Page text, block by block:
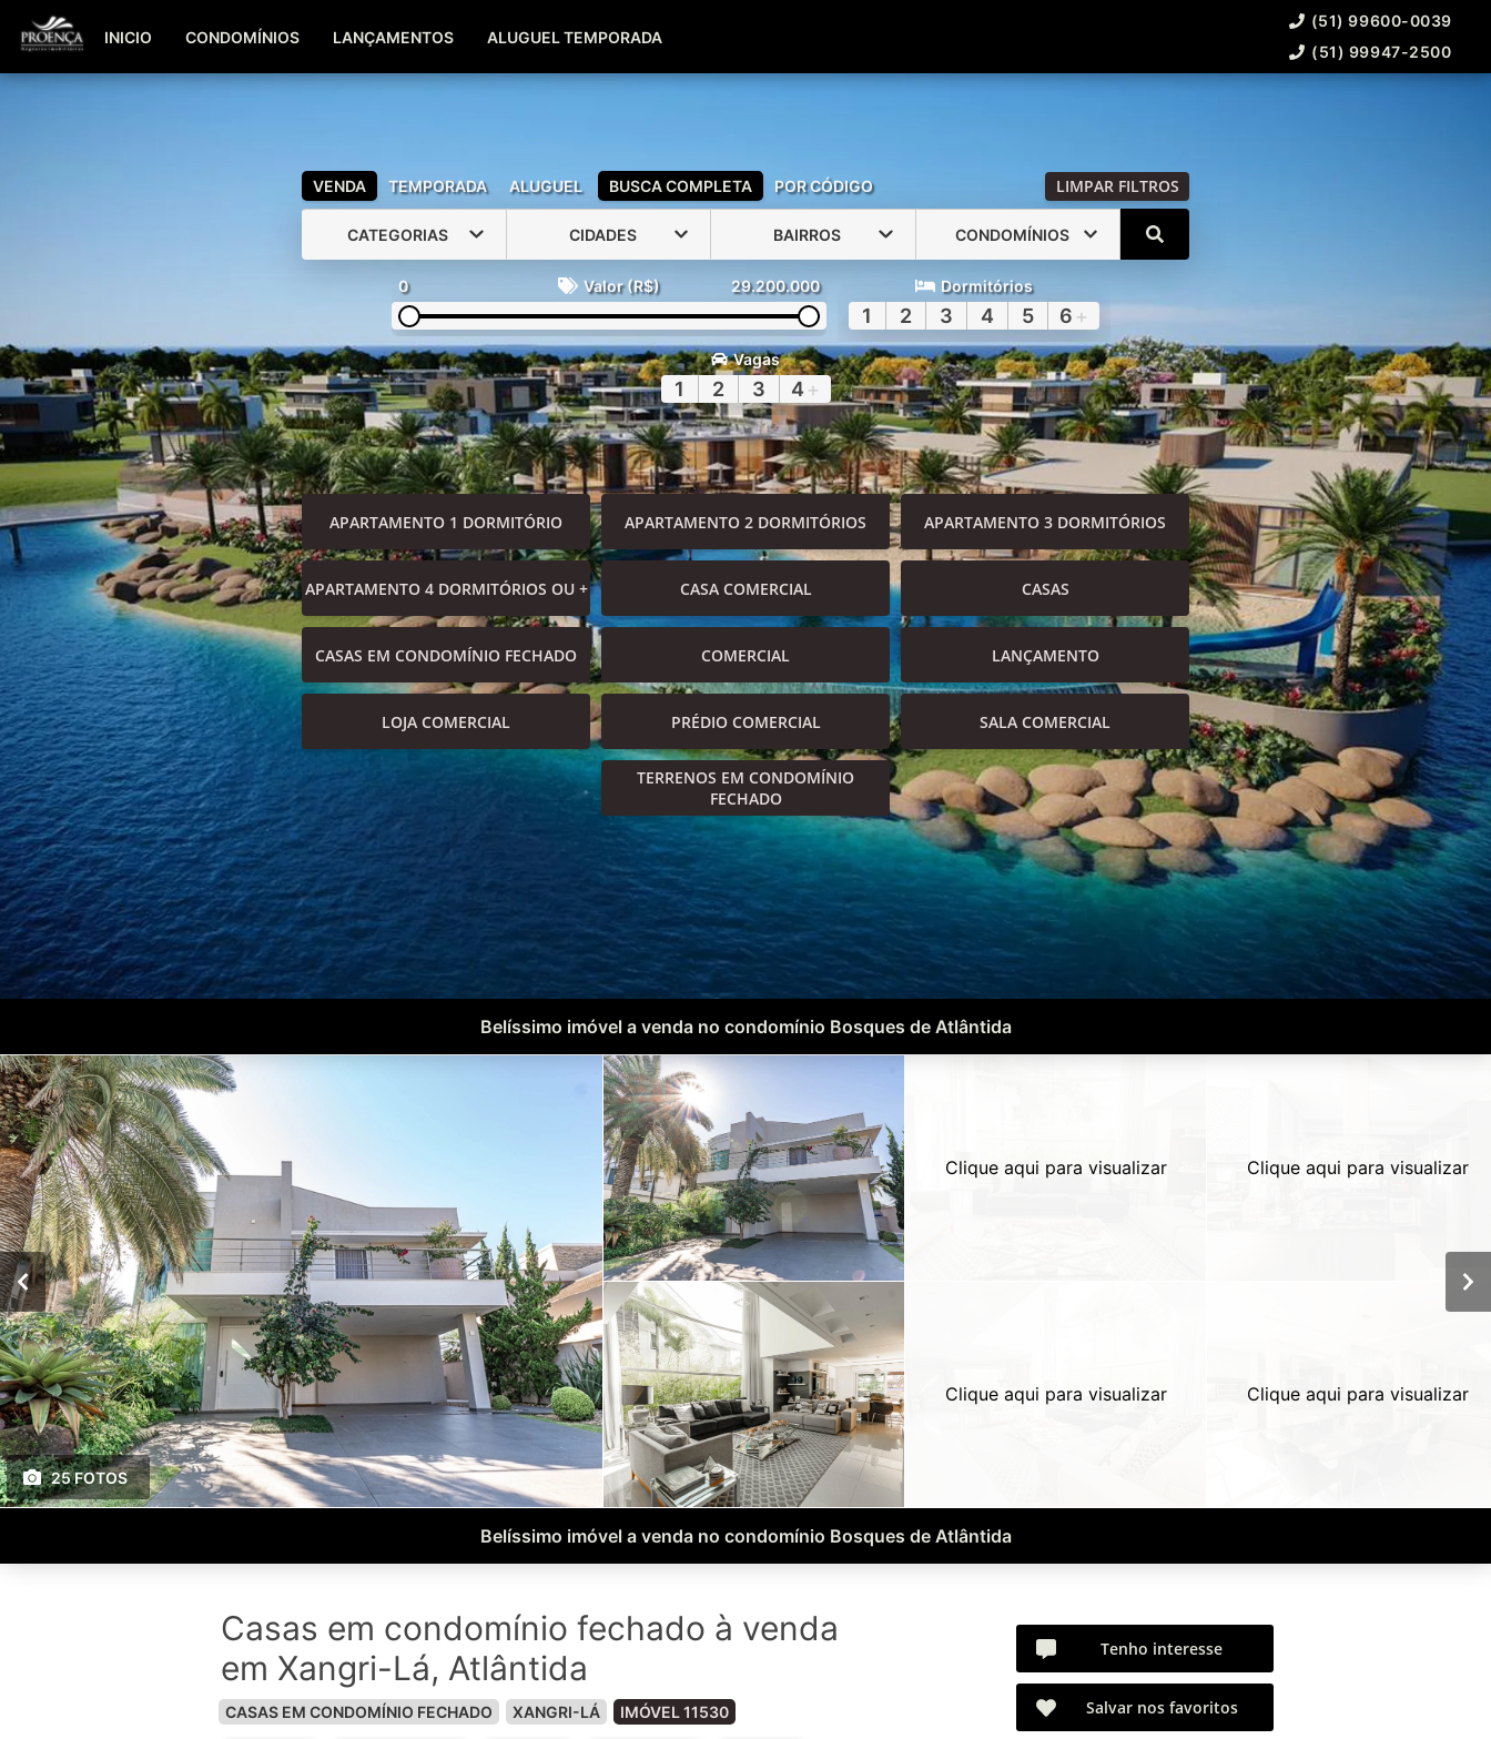
(51) 99600-0039
INICIO CONDOMÍNIOS LANÇAMENTOS ALUGUEL TEMPORADA
(51) 99600-0039
(51) 99947-2500
VENDA TEMPORADA ALUGUEL BUSCA COMPLETA POR CÓDIGO LIMPAR FILTROS
CATEGORIAS CIDADES BAIRROS CONDOMÍNIOS
0 Valor (R$) 29.200.000 Dormitórios
1 2 3 4 5 6 +
Vagas
1 2 3 4 +
APARTAMENTO 1 DORMITÓRIO APARTAMENTO 2 DORMITÓRIOS APARTAMENTO 3 DORMITÓRIOS
APARTAMENTO 4 DORMITÓRIOS OU + CASA COMERCIAL CASAS
CASAS EM CONDOMÍNIO FECHADO COMERCIAL LANÇAMENTO
LOJA COMERCIAL PRÉDIO COMERCIAL SALA COMERCIAL
TERRENOS EM CONDOMÍNIO
FECHADO
Belíssimo imóvel a venda no condomínio Bosques de Atlântida
25 FOTOS
Clique aqui para visualizar
Clique aqui para visualizar
Clique aqui para visualizar
Clique aqui para visualizar
Belíssimo imóvel a venda no condomínio Bosques de Atlântida
Casas em condomínio fechado à venda
em Xangri-Lá, Atlântida
CASAS EM CONDOMÍNIO FECHADO XANGRI-LÁ IMÓVEL 11530
Tenho interesse
Salvar nos favoritos